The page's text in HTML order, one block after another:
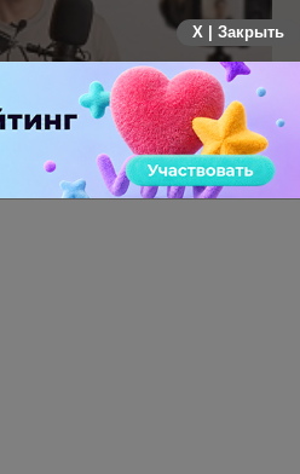
маркетинга вошел в фазу
лет роста
X | Закрыть